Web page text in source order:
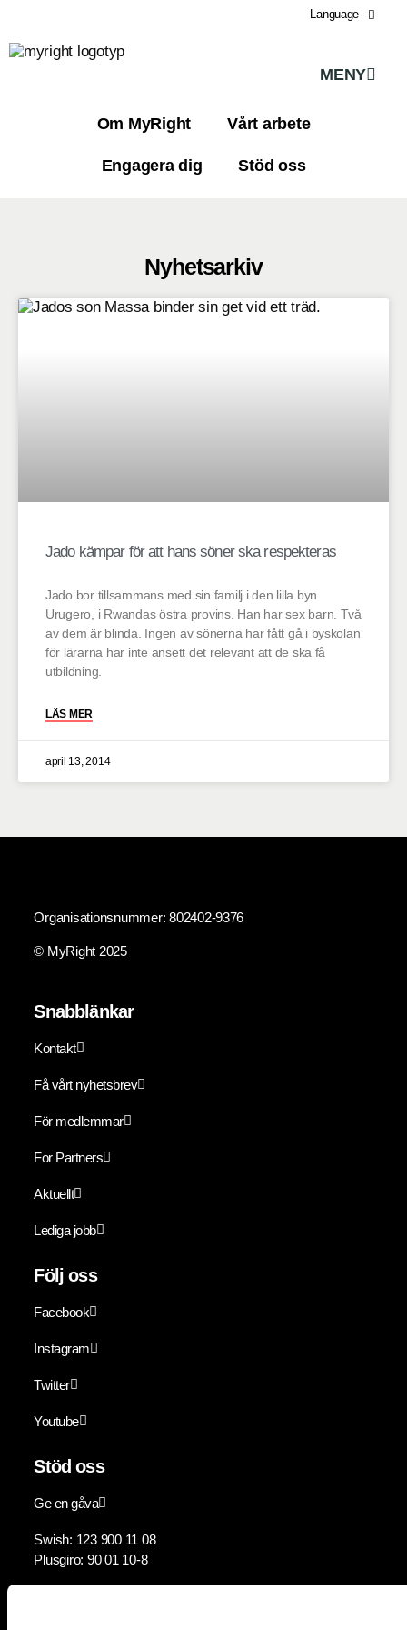
Language
MENY
Om MyRight Vårt arbete
Engagera dig Stöd oss
Nyhetsarkiv
Jado kämpar för att hans söner ska respekteras
Jado bor tillsammans med sin familj i den lilla byn
Urugero, i Rwandas östra provins. Han har sex barn. Två
av dem är blinda. Ingen av sönerna har fått gå i byskolan
för lärarna har inte ansett det relevant att de ska få
utbildning.
LÄS MER
april 13, 2014
Organisationsnummer: 802402-9376
© MyRight 2025
Snabblänkar
Kontakt
Få vårt nyhetsbrev
För medlemmar
For Partners
Aktuellt
Lediga jobb
Följ oss
Facebook
Instagram
Twitter
Youtube
Stöd oss
Ge en gåva
Swish: 123 900 11 08
Plusgiro: 90 01 10-8